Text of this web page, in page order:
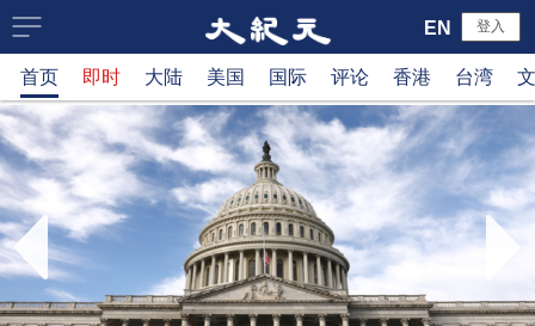
大
纪
元
新
闻
登入
EN
首页 即时 大陆 美国 国际 评论 香港 台湾